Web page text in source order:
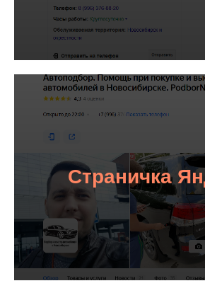
Страничка